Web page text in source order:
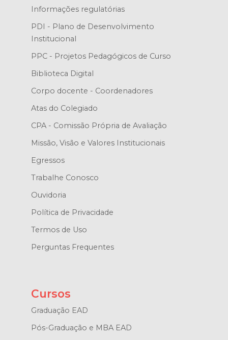
Informações regulatórias
PDI - Plano de Desenvolvimento
Institucional
PPC - Projetos Pedagógicos de Curso
Biblioteca Digital
Corpo docente - Coordenadores
Atas do Colegiado
CPA - Comissão Própria de Avaliação
Missão, Visão e Valores Institucionais
Egressos
Trabalhe Conosco
Ouvidoria
Política de Privacidade
Termos de Uso
Perguntas Frequentes
Cursos
Graduação EAD
Pós-Graduação e MBA EAD